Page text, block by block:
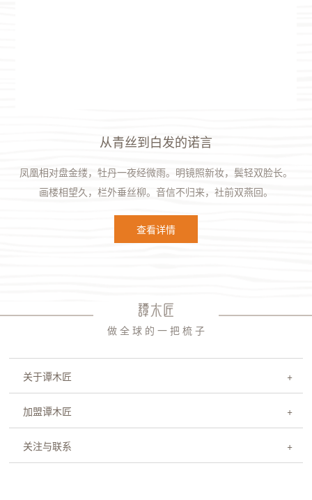
从青丝到白发的诺言
凤凰相对盘金缕，牡丹一夜经微雨。明镜照新妆，鬓轻双脸长。
画楼相望久，栏外垂丝柳。音信不归来，社前双燕回。
查看详情
做 全 球 的 一 把 梳 子
关于谭木匠
加盟谭木匠
关注与联系